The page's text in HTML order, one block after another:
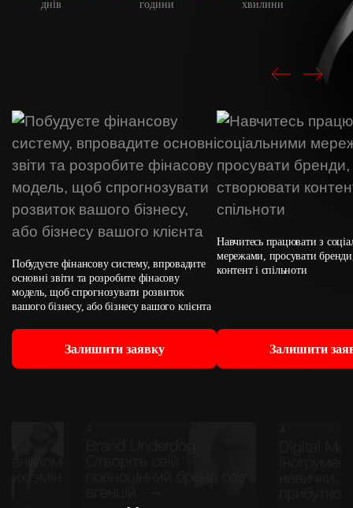
днів години хвилини
Побудуєте фінансову систему, впровадите
основні звіти та розробите фінасову
модель, щоб спрогнозувати розвиток
вашого бізнесу, або бізнесу вашого клієнта
Залишити заявку
Навчитесь працювати з
мережами, просувати
контент і спільноти
Залишити